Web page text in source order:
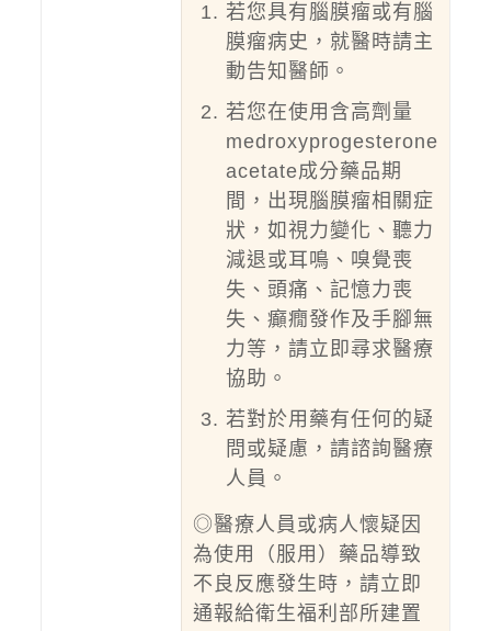
若您具有腦膜瘤或有腦
膜瘤病史，就醫時請主
動告知醫師。
若您在使用含高劑量
medroxyprogesterone
acetate成分藥品期
間，出現腦膜瘤相關症
狀，如視力變化、聽力
減退或耳鳴、嗅覺喪
失、頭痛、記憶力喪
失、癲癇發作及手腳無
力等，請立即尋求醫療
協助。
若對於用藥有任何的疑
問或疑慮，請諮詢醫療
人員。
◎醫療人員或病人懷疑因
為使用（服用）藥品導致
不良反應發生時，請立即
通報給衛生福利部所建置